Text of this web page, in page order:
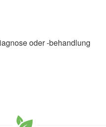
oder -behandlung